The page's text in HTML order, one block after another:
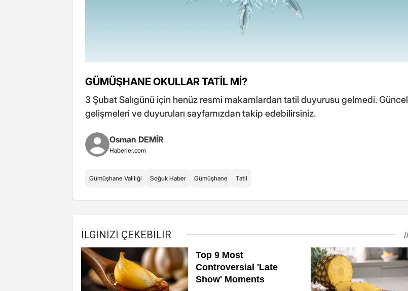
GÜMÜŞHANE OKULLAR TATİL Mİ?
3 Şubat Salıgünü için henüz resmi makamlardan tatil duyurusu gelmedi. Güncel
gelişmeleri ve duyuruları sayfamızdan takip edebilirsiniz.
Osman DEMİR
Haberler.com
Gümüşhane Valiliği Soğuk Haber Gümüşhane Tatil